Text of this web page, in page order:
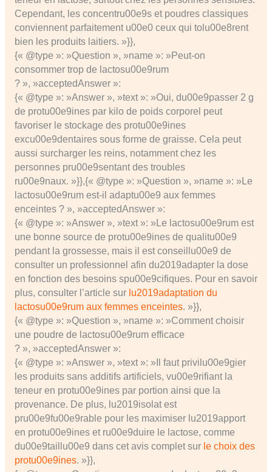
Cependant, les concentru00e9s et poudres classiques
conviennent parfaitement u00e0 ceux qui tolu00e8rent
bien les produits laitiers. »}},
{« @type »: »Question », »name »: »Peut-on
consommer trop de lactosu00e9rum
? », »acceptedAnswer »:
{« @type »: »Answer », »text »: »Oui, du00e9passer 2 g
de protu00e9ines par kilo de poids corporel peut
favoriser le stockage des protu00e9ines
excu00e9dentaires sous forme de graisse. Cela peut
aussi surcharger les reins, notamment chez les
personnes pru00e9sentant des troubles
ru00e9naux. »}},{« @type »: »Question », »name »: »Le
lactosu00e9rum est-il adaptu00e9 aux femmes
enceintes ? », »acceptedAnswer »:
{« @type »: »Answer », »text »: »Le lactosu00e9rum est
une bonne source de protu00e9ines de qualitu00e9
pendant la grossesse, mais il est conseillu00e9 de
consulter un professionnel afin du2019adapter la dose
en fonction des besoins spu00e9cifiques. Pour en savoir
plus, consulter l’article sur lu2019adaptation du
lactosu00e9rum aux femmes enceintes. »}},
{« @type »: »Question », »name »: »Comment choisir
une poudre de lactosu00e9rum efficace
? », »acceptedAnswer »:
{« @type »: »Answer », »text »: »Il faut privilu00e9gier
les produits sans additifs artificiels, vu00e9rifiant la
teneur en protu00e9ines par portion ainsi que la
provenance. De plus, lu2019isolat est
pru00e9fu00e9rable pour les maximiser lu2019apport
en protu00e9ines et ru00e9duire le lactose, comme
du00e9taillu00e9 dans cet avis complet sur le choix des
protu00e9ines. »}},